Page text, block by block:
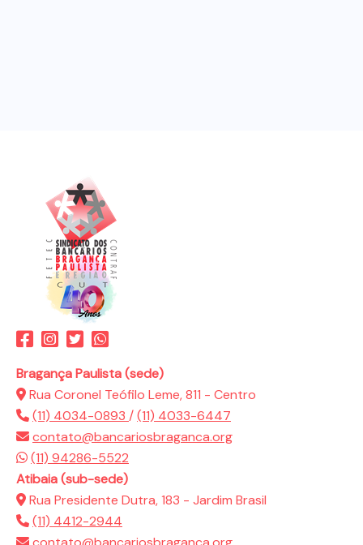
Bragança Paulista (sede)
Rua Coronel Teófilo Leme, 811 - Centro
(11) 4034-0893 /(11) 4033-6447
contato@bancariosbraganca.org
(11) 94286-5522
Atibaia (sub-sede)
Rua Presidente Dutra, 183 - Jardim Brasil
(11) 4412-2944